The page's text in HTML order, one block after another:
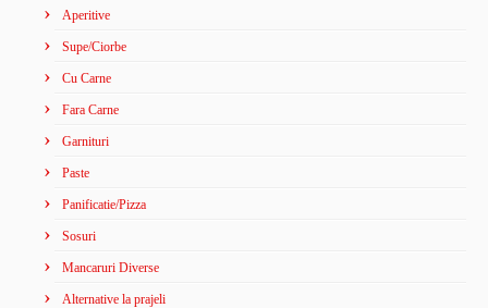
Aperitive
Supe/Ciorbe
Cu Carne
Fara Carne
Garnituri
Paste
Panificatie/Pizza
Sosuri
Mancaruri Diverse
Alternative la prajeli